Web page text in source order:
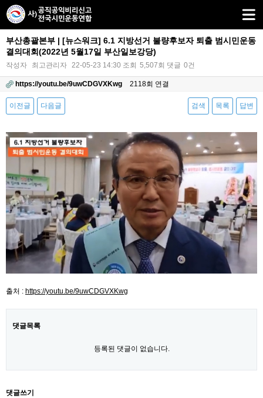
부산총괄본부 | [뉴스워크] 6.1 지방선거 불량후보자 퇴출 범시민운동
결의대회(2022년 5월17일 부산일보강당)
작성자 최고관리자 22-05-23 14:30 조회 5,507회 댓글 0건
https://youtu.be/9uwCDGVXKwg 2118회 연결
이전글 다음글 검색 목록 답변
본문
출처 : https://youtu.be/9uwCDGVXKwg
댓글목록
등록된 댓글이 없습니다.
댓글쓰기